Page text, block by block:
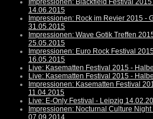
Impressionen: Blackfield Festival
14.06.2015
Impressionen: Rock im Revier 2015 -
31.05.2015
Impressionen: Wave Gotik Treffen
25.05.2015
Impressionen: Euro Rock Festival
16.05.2015
Live: Kasematten Festival 2015 -
Live: Kasematten Festival 2015 -
Impressionen: Kasematten Festival
11.04.2015
Live: E-Only Festival - Leipzig
Impressionen: Nocturnal Culture